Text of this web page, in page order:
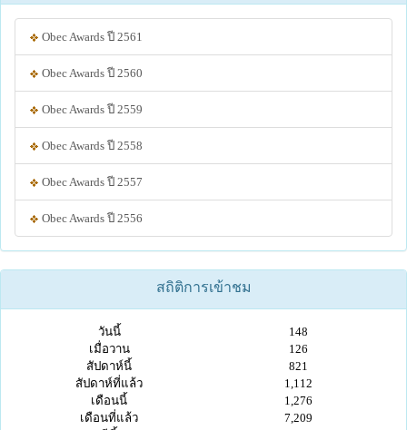
Obec Awards ปี 2561
Obec Awards ปี 2560
Obec Awards ปี 2559
Obec Awards ปี 2558
Obec Awards ปี 2557
Obec Awards ปี 2556
สถิติการเข้าชม
วันนี้
148
เมื่อวาน
126
สัปดาห์นี้
821
สัปดาห์ที่แล้ว
1,112
เดือนนี้
1,276
เดือนที่แล้ว
7,209